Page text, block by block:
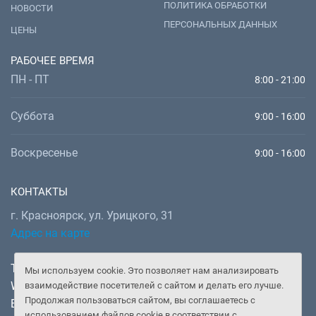
Гаушкина Полина Сергеевна
Глущенко Елена Владимировна
Акушерство и гинекология
Стоматология хирургическая
Добреля Екатерина Александровна
Педиатрия
Мы используем cookie. Это позволяет нам анализировать
взаимодействие посетителей с сайтом и делать его лучше.
Продолжая пользоваться сайтом, вы соглашаетесь с
НОВОСТИ
ЦЕНЫ
ПОЛИТИКА ОБРАБОТКИ
ПЕРСОНАЛЬНЫХ ДАННЫХ
РАБОЧЕЕ ВРЕМЯ
ПН - ПТ 8:00 - 21:00
Суббота 9:00 - 16:00
Воскресенье 9:00 - 16:00
КОНТАКТЫ
г. Красноярск, ул. Урицкого, 31
Адрес на карте
Телефон: +7 (391) 277-92-52
WhatsApp, Telegram:+7 (902) 982-02-14
Email: doctor@gooddoctor.ru